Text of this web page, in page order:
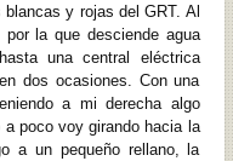
y rojas del GRT. Al
la que desciende agua
una central eléctrica
dos ocasiones. Con una
a mi derecha algo
poco voy girando hacia la
a un pequeño rellano, la